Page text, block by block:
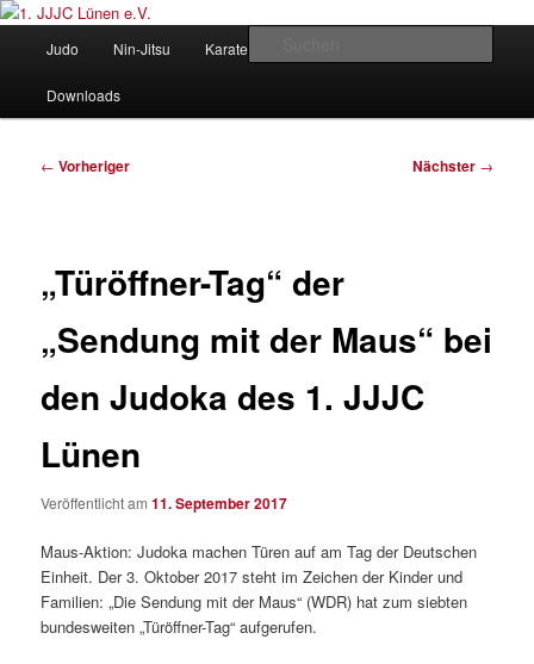
Zum
springen1. JJJC Lünen e.V.
Judo und Ninjitsu
Judo Nin-Jitsu Karate
Downloads
Beitragsnavigation
← Vorheriger Nächster →
„Türöffner-Tag“ der
„Sendung mit der Maus“ bei
den Judoka des 1. JJJC
Lünen
Veröffentlicht am11. September 2017
Maus-Aktion: Judoka machen Türen auf am Tag der Deutschen
Einheit. Der 3. Oktober 2017 steht im Zeichen der Kinder und
Familien: „Die Sendung mit der Maus“ (WDR) hat zum siebten
bundesweiten „Türöffner-Tag“ aufgerufen.